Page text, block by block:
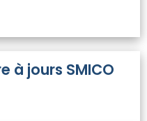
à jours SMICO